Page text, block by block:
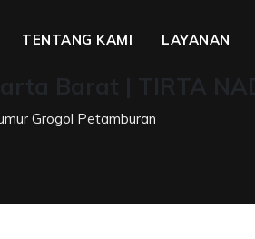
TENTANG KAMI LAYANAN
Grogol Petamburan